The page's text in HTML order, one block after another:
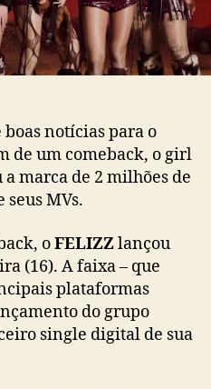
ç
ã
o
a
“
S
y
”
e
m
e
o
r
a
boas notícias para o
de um comeback, o girl
marca de 2 milhões de
MVs.
oFELIZZlançou
(16). A faixa – que
plataformas
do grupo
single digital de sua